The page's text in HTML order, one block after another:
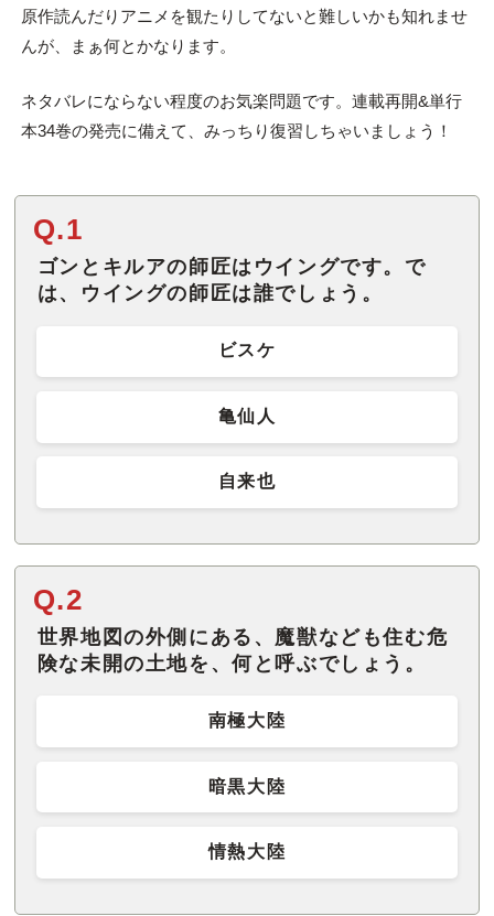
原作読んだりアニメを観たりしてないと難しいかも知れませ
んが、まぁ何とかなります。
ネタバレにならない程度のお気楽問題です。連載再開&単行
本34巻の発売に備えて、みっちり復習しちゃいましょう！
Q.1
ゴンとキルアの師匠はウイングです。で
は、ウイングの師匠は誰でしょう。
ビスケ
亀仙人
自来也
Q.2
世界地図の外側にある、魔獣なども住む危
険な未開の土地を、何と呼ぶでしょう。
南極大陸
暗黒大陸
情熱大陸